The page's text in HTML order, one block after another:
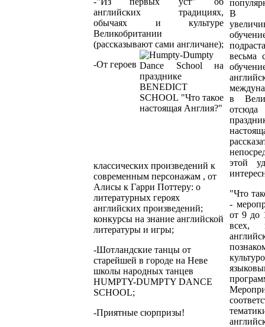
английских традициях,
обычаях и культуре
Великобритании
(рассказывают сами англичане);
-От героев
классических произведений к
современным персонажам , от
Алисы к Гарри Поттеру: о
литературных героях
английских произведений;
конкурсы на знание английской
литературы и игры;
-Шотландские танцы от
старейшей в городе на Неве
школы народных танцев
HUMPTY-DUMPTY DANCE
SCHOOL;
-Приятные сюрпризы!
В
весьма
в
этой
"Что
-
от 9 до
всех,